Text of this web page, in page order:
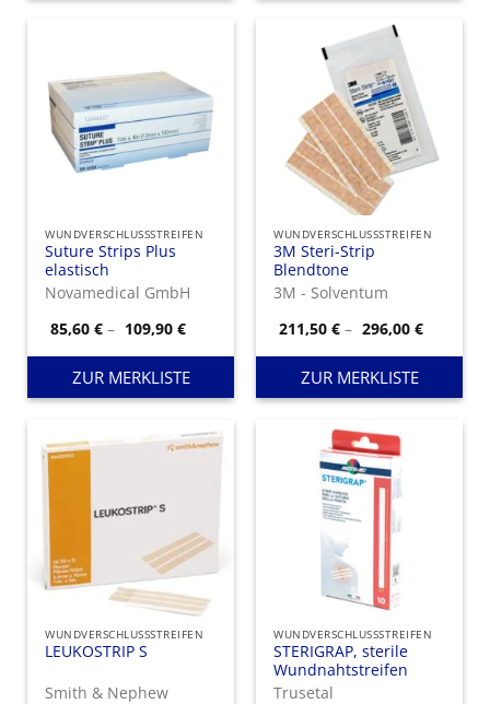
WUNDVERSCHLUSSSTREIFEN
Suture Strips Plus
elastisch
Novamedical GmbH
85,60€ – 109,90€Preisspanne:
85,60 €
bis
109,90 €
ZUR MERKLISTE
WUNDVERSCHLUSSSTREIFEN
3M Steri-Strip
Blendtone
3M - Solventum
211,50€ – 296,00€
211,50 €
bis
ZUR MERKLISTE
WUNDVERSCHLUSSSTREIFEN
LEUKOSTRIP S
Smith & Nephew
WUNDVERSCHLUSSSTREIFEN
STERIGRAP, sterile
Wundnahtstreifen
Trusetal